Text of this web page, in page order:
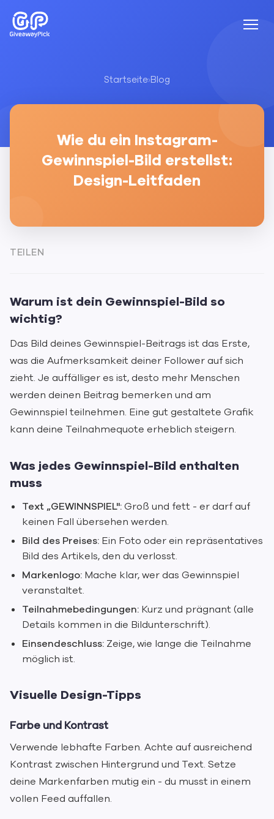
Startseite›Blog
Wie du ein Instagram-
Gewinnspiel-Bild erstellst:
Design-Leitfaden
TEILEN
Warum ist dein Gewinnspiel-Bild so
wichtig?
Das Bild deines Gewinnspiel-Beitrags ist das Erste,
was die Aufmerksamkeit deiner Follower auf sich
zieht. Je auffälliger es ist, desto mehr Menschen
werden deinen Beitrag bemerken und am
Gewinnspiel teilnehmen. Eine gut gestaltete Grafik
kann deine Teilnahmequote erheblich steigern.
Was jedes Gewinnspiel-Bild enthalten
muss
Text „GEWINNSPIEL":Groß und fett - er darf auf
keinen Fall übersehen werden.
Bild des Preises: Ein Foto oder ein repräsentatives
Bild des Artikels, den du verlosst.
Markenlogo: Mache klar, wer das Gewinnspiel
veranstaltet.
Teilnahmebedingungen: Kurz und prägnant (alle
Details kommen in die Bildunterschrift).
Einsendeschluss: Zeige, wie lange die Teilnahme
möglich ist.
Visuelle Design-Tipps
Farbe und Kontrast
Verwende lebhafte Farben. Achte auf ausreichend
Kontrast zwischen Hintergrund und Text. Setze
deine Markenfarben mutig ein - du musst in einem
vollen Feed auffallen.